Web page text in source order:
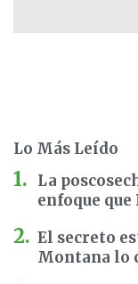
Lo Más Leído
La
enfoque que
El secreto
Montana lo